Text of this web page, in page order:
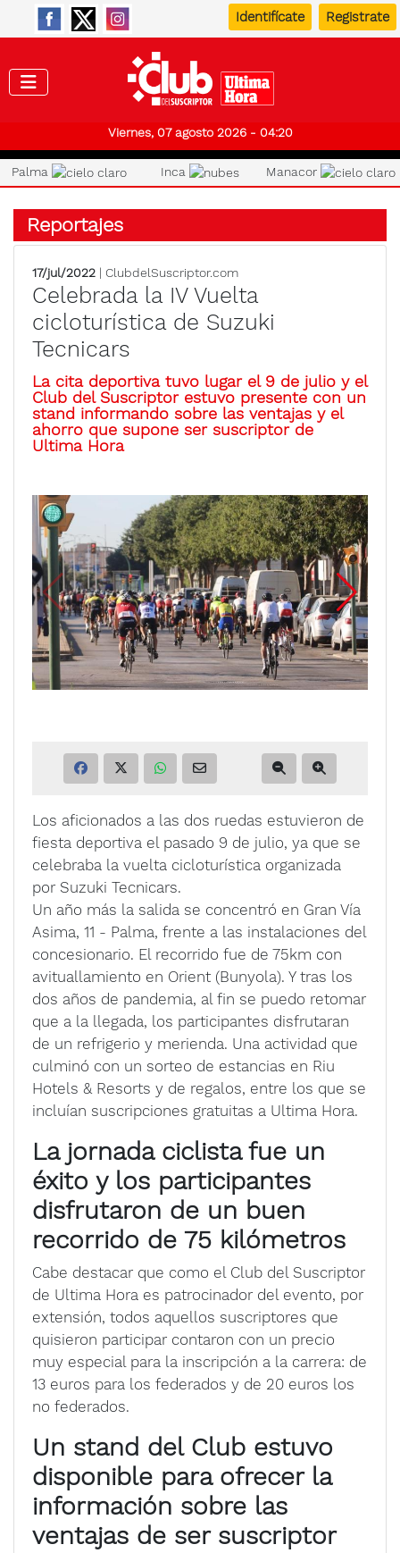
Identifícate Registrate
Viernes, 07 agosto 2026 - 04:20
Palma Inca Manacor
Reportajes
17/jul/2022 | ClubdelSuscriptor.com
Celebrada la IV Vuelta
cicloturística de Suzuki
Tecnicars
La cita deportiva tuvo lugar el 9 de julio y el
Club del Suscriptor estuvo presente con un
stand informando sobre las ventajas y el
ahorro que supone ser suscriptor de
Ultima Hora
Los aficionados a las dos ruedas estuvieron de
fiesta deportiva el pasado 9 de julio, ya que se
celebraba la vuelta cicloturística organizada
por Suzuki Tecnicars.
Un año más la salida se concentró en Gran Vía
Asima, 11 - Palma, frente a las instalaciones del
concesionario. El recorrido fue de 75km con
avituallamiento en Orient (Bunyola). Y tras los
dos años de pandemia, al fin se puedo retomar
que a la llegada, los participantes disfrutaran
de un refrigerio y merienda. Una actividad que
culminó con un sorteo de estancias en Riu
Hotels & Resorts y de regalos, entre los que se
incluían suscripciones gratuitas a Ultima Hora.
La jornada ciclista fue un
éxito y los participantes
disfrutaron de un buen
recorrido de 75 kilómetros
Cabe destacar que como el Club del Suscriptor
de Ultima Hora es patrocinador del evento, por
extensión, todos aquellos suscriptores que
quisieron participar contaron con un precio
muy especial para la inscripción a la carrera: de
13 euros para los federados y de 20 euros los
no federados.
Un stand del Club estuvo
disponible para ofrecer la
información sobre las
ventajas de ser suscriptor